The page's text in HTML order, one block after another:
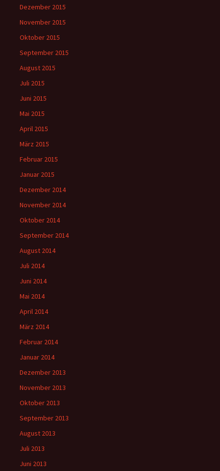
Dezember 2015
November 2015
Oktober 2015
September 2015
August 2015
Juli 2015
Juni 2015
Mai 2015
April 2015
März 2015
Februar 2015
Januar 2015
Dezember 2014
November 2014
Oktober 2014
September 2014
August 2014
Juli 2014
Juni 2014
Mai 2014
April 2014
März 2014
Februar 2014
Januar 2014
Dezember 2013
November 2013
Oktober 2013
September 2013
August 2013
Juli 2013
Juni 2013